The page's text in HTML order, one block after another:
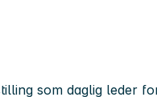
som daglig leder